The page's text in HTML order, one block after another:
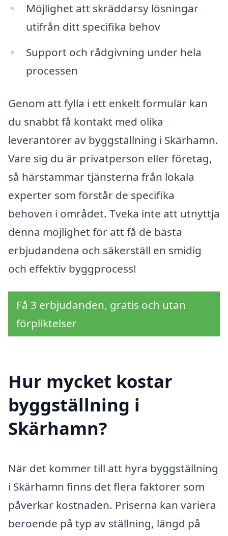
Möjlighet att skräddarsy lösningar
utifrån ditt specifika behov
Support och rådgivning under hela
processen
Genom att fylla i ett enkelt formulär kan
du snabbt få kontakt med olika
leverantörer av byggställning i Skärhamn.
Vare sig du är privatperson eller företag,
så härstammar tjänsterna från lokala
experter som förstår de specifika
behoven i området. Tveka inte att utnyttja
denna möjlighet för att få de bästa
erbjudandena och säkerställ en smidig
och effektiv byggprocess!
Få 3 erbjudanden, gratis och utan
förpliktelser
Hur mycket kostar
byggställning i
Skärhamn?
När det kommer till att hyra byggställning
i Skärhamn finns det flera faktorer som
påverkar kostnaden. Priserna kan variera
beroende på typ av ställning, längd på